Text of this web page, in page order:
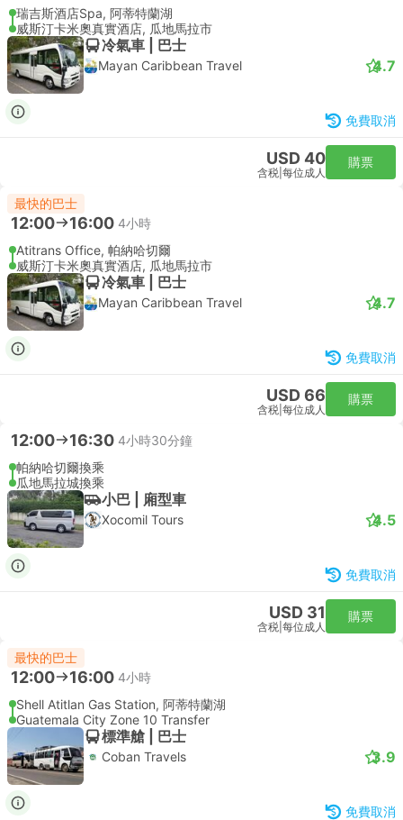
瑞吉斯酒店Spa, 阿蒂特蘭湖
威斯汀卡米奧真實酒店, 瓜地馬拉市
冷氣車 | 巴士
Mayan Caribbean Travel 4.7
免費取消
USD 40
含税 每位成人
購票
最快的巴士
12:00 16:00 4小時
Atitrans Office, 帕納哈切爾
威斯汀卡米奧真實酒店, 瓜地馬拉市
冷氣車 | 巴士
Mayan Caribbean Travel 4.7
免費取消
USD 66
含税 每位成人
購票
12:00 16:30 4小時30分鐘
帕納哈切爾換乘
瓜地馬拉城換乘
小巴 | 廂型車
Xocomil Tours 4.5
免費取消
USD 31
含税 每位成人
購票
最快的巴士
12:00 16:00 4小時
Shell Atitlan Gas Station, 阿蒂特蘭湖
Guatemala City Zone 10 Transfer
標準艙 | 巴士
Coban Travels 3.9
免費取消